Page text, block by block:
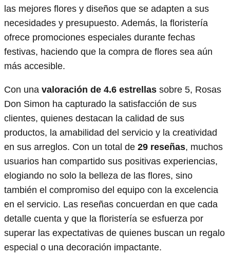
las mejores flores y diseños que se adapten a sus
necesidades y presupuesto. Además, la floristería
ofrece promociones especiales durante fechas
festivas, haciendo que la compra de flores sea aún
más accesible.
Con una valoración de 4.6 estrellas sobre 5, Rosas
Don Simon ha capturado la satisfacción de sus
clientes, quienes destacan la calidad de sus
productos, la amabilidad del servicio y la creatividad
en sus arreglos. Con un total de 29 reseñas, muchos
usuarios han compartido sus positivas experiencias,
elogiando no solo la belleza de las flores, sino
también el compromiso del equipo con la excelencia
en el servicio. Las reseñas concuerdan en que cada
detalle cuenta y que la floristería se esfuerza por
superar las expectativas de quienes buscan un regalo
especial o una decoración impactante.